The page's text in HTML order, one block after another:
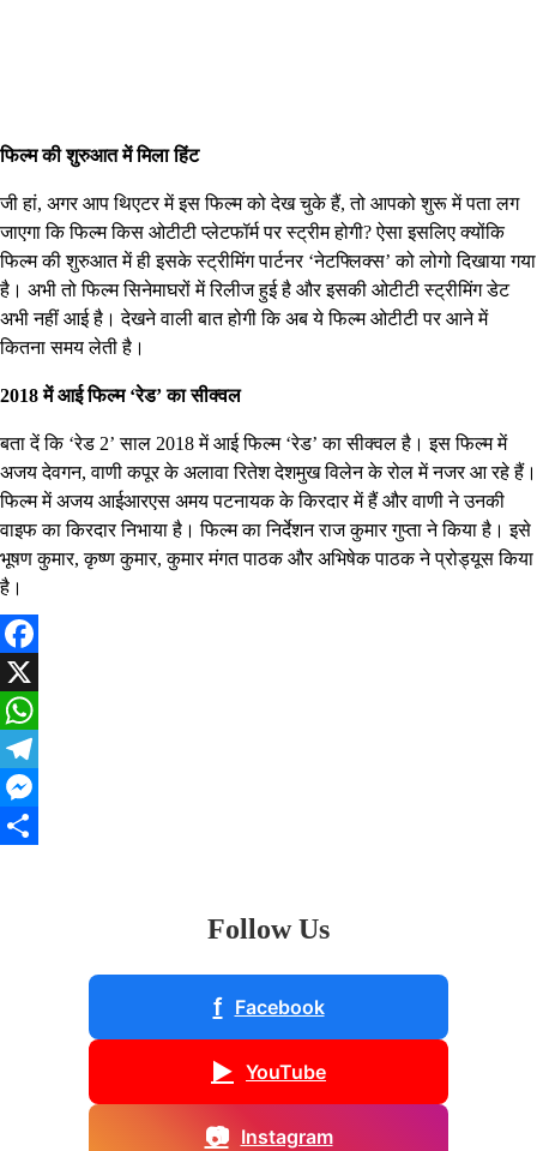
फिल्म की शुरुआत में मिला हिंट
जी हां, अगर आप थिएटर में इस फिल्म को देख चुके हैं, तो आपको शुरू में पता लग
जाएगा कि फिल्म किस ओटीटी प्लेटफॉर्म पर स्ट्रीम होगी? ऐसा इसलिए क्योंकि
फिल्म की शुरुआत में ही इसके स्ट्रीमिंग पार्टनर ‘नेटफ्लिक्स’ को लोगो दिखाया गया
है। अभी तो फिल्म सिनेमाघरों में रिलीज हुई है और इसकी ओटीटी स्ट्रीमिंग डेट
अभी नहीं आई है। देखने वाली बात होगी कि अब ये फिल्म ओटीटी पर आने में
कितना समय लेती है।
2018 में आई फिल्म ‘रेड’ का सीक्वल
बता दें कि ‘रेड 2’ साल 2018 में आई फिल्म ‘रेड’ का सीक्वल है। इस फिल्म में
अजय देवगन, वाणी कपूर के अलावा रितेश देशमुख विलेन के रोल में नजर आ रहे हैं।
फिल्म में अजय आईआरएस अमय पटनायक के किरदार में हैं और वाणी ने उनकी
वाइफ का किरदार निभाया है। फिल्म का निर्देशन राज कुमार गुप्ता ने किया है। इसे
भूषण कुमार, कृष्ण कुमार, कुमार मंगत पाठक और अभिषेक पाठक ने प्रोड्यूस किया
है।
Facebook
X
WhatsApp
Telegram
Messenger
Follow Us
f Facebook
▶ YouTube
📷 Instagram